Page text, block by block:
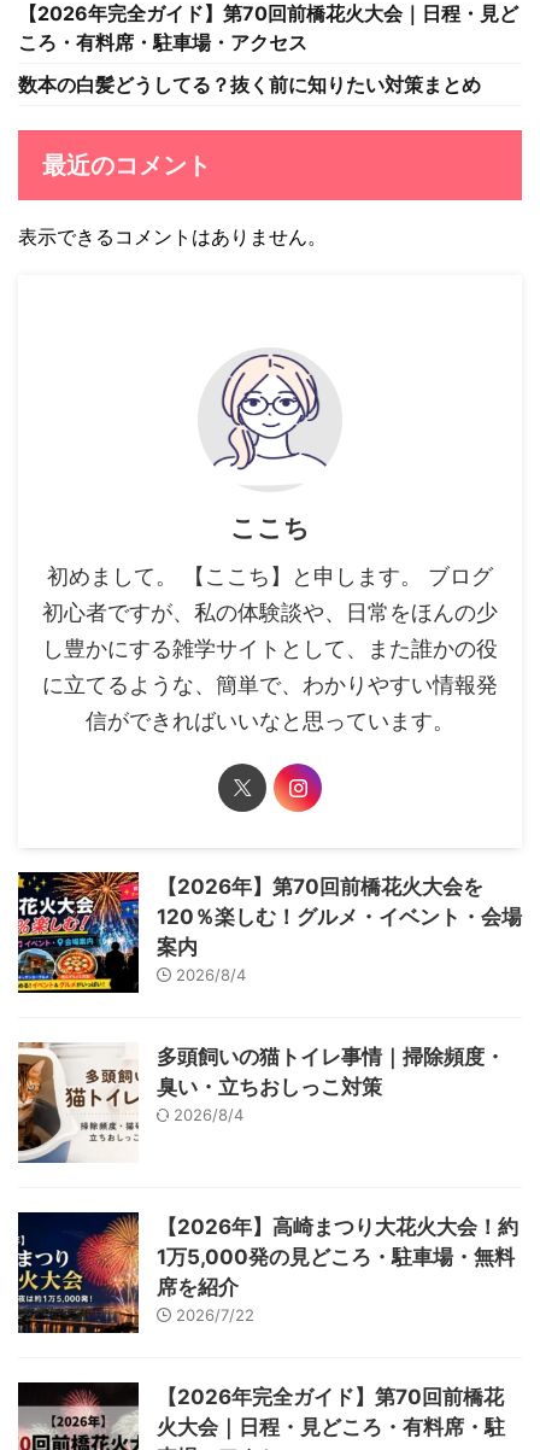
【2026年完全ガイド】第70回前橋花火大会｜日程・見ど
ころ・有料席・駐車場・アクセス
数本の白髪どうしてる？抜く前に知りたい対策まとめ
最近のコメント
表示できるコメントはありません。
ここち
初めまして。 【ここち】と申します。 ブログ
初心者ですが、私の体験談や、日常をほんの少
し豊かにする雑学サイトとして、また誰かの役
に立てるような、簡単で、わかりやすい情報発
信ができればいいなと思っています。
【2026年】第70回前橋花火大会を
120％楽しむ！グルメ・イベント・会場
案内
2026/8/4
多頭飼いの猫トイレ事情｜掃除頻度・
臭い・立ちおしっこ対策
2026/8/4
【2026年】高崎まつり大花火大会！約
1万5,000発の見どころ・駐車場・無料
席を紹介
2026/7/22
【2026年完全ガイド】第70回前橋花
火大会｜日程・見どころ・有料席・駐